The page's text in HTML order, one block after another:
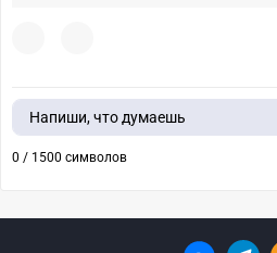
Напиши, что думаешь
0 / 1500 символов